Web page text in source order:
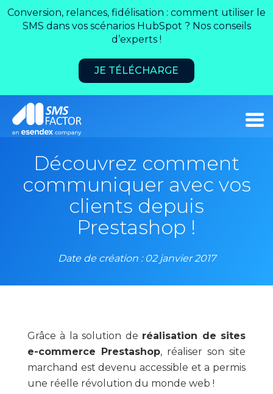
Conversion, relances, fidélisation : comment utiliser le
SMS dans vos scénarios HubSpot ? Nos conseils
d’experts !
JE TÉLÉCHARGE
Découvrez comment
communiquer avec vos
clients depuis
Prestashop !
Date de création : 02 janvier 2017
Grâce à la solution de réalisation de sites
e-commerce Prestashop, réaliser son site
marchand est devenu accessible et a permis
une réelle révolution du monde web !